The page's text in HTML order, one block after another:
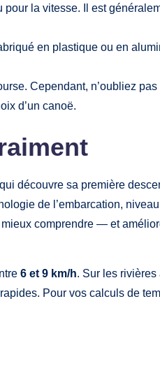
la vitesse. Il est
en plastique ou en
Cependant, n’oubliez pas
d’un canoë.
découvre sa première
de l’embarcation,
mieux comprendre — et
6 et 9 km/h. Sur les rivières
Pour vos calculs de